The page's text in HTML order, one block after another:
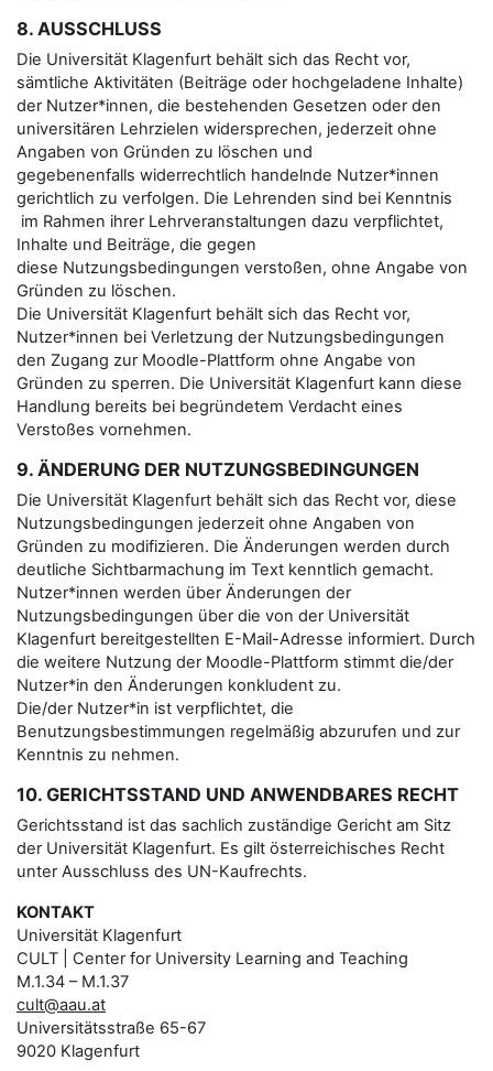
8. AUSSCHLUSS
Die Universität Klagenfurt behält sich das Recht vor,
sämtliche Aktivitäten (Beiträge oder hochgeladene Inhalte)
der Nutzer*innen, die bestehenden Gesetzen oder den
universitären Lehrzielen widersprechen, jederzeit ohne
Angaben von Gründen zu löschen und
gegebenenfalls widerrechtlich handelnde Nutzer*innen
gerichtlich zu verfolgen. Die Lehrenden sind bei Kenntnis
im Rahmen ihrer Lehrveranstaltungen dazu verpflichtet,
Inhalte und Beiträge, die gegen
diese Nutzungsbedingungen verstoßen, ohne Angabe von
Gründen zu löschen.
Die Universität Klagenfurt behält sich das Recht vor,
Nutzer*innen bei Verletzung der Nutzungsbedingungen
den Zugang zur Moodle-Plattform ohne Angabe von
Gründen zu sperren. Die Universität Klagenfurt kann diese
Handlung bereits bei begründetem Verdacht eines
Verstoßes vornehmen.
9. ÄNDERUNG DER NUTZUNGSBEDINGUNGEN
Die Universität Klagenfurt behält sich das Recht vor, diese
Nutzungsbedingungen jederzeit ohne Angaben von
Gründen zu modifizieren. Die Änderungen werden durch
deutliche Sichtbarmachung im Text kenntlich gemacht.
Nutzer*innen werden über Änderungen der
Nutzungsbedingungen über die von der Universität
Klagenfurt bereitgestellten E-Mail-Adresse informiert. Durch
die weitere Nutzung der Moodle-Plattform stimmt die/der
Nutzer*in den Änderungen konkludent zu.
Die/der Nutzer*in ist verpflichtet, die
Benutzungsbestimmungen regelmäßig abzurufen und zur
Kenntnis zu nehmen.
10. GERICHTSSTAND UND ANWENDBARES RECHT
Gerichtsstand ist das sachlich zuständige Gericht am Sitz
der Universität Klagenfurt. Es gilt österreichisches Recht
unter Ausschluss des UN-Kaufrechts.
KONTAKT
Universität Klagenfurt
CULT | Center for University Learning and Teaching
M.1.34 – M.1.37
cult@aau.at
Universitätsstraße 65-67
9020 Klagenfurt